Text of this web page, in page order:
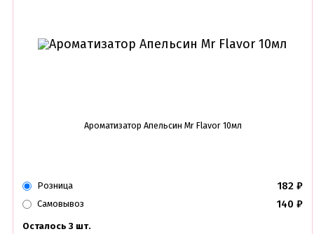
Электроника
Ароматизатор Апельсин Mr Flavor 10мл
Розница 182 ₽
Самовывоз 140 ₽
Осталось 3 шт.